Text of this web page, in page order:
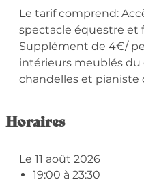
Le tarif comprend:
spectacle équestre et
Supplément de 4€/
intérieurs meublés du
chandelles et pianiste
Horaires
Le 11 août 2026
19:00 à 23:30